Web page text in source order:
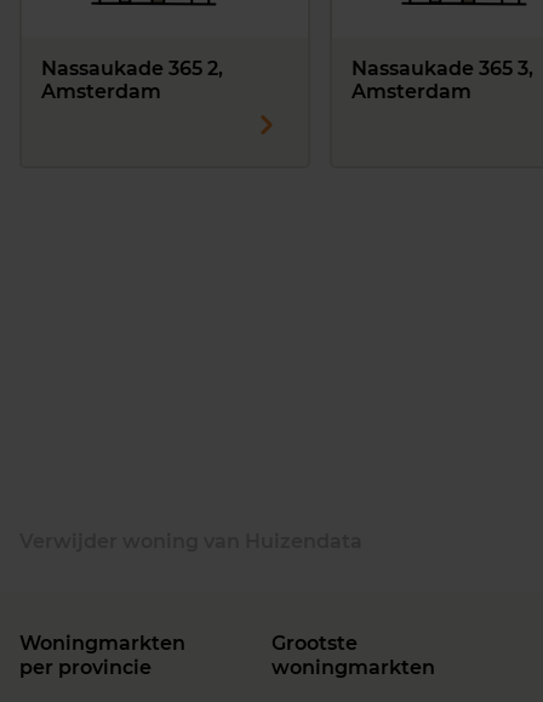
Nassaukade 365 2,
Amsterdam
Nassaukade 365 3,
Amsterdam
Woningmarkten
per provincie
Grootste
woningmarkten